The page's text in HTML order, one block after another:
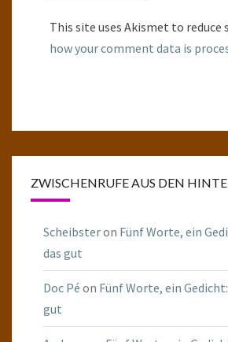
This site uses Akismet to reduce
how your comment data is
ZWISCHENRUFE AUS DEN
Scheibsteron Fünf Worte, ein
das gut
Doc Pé on Fünf Worte, ein
gut